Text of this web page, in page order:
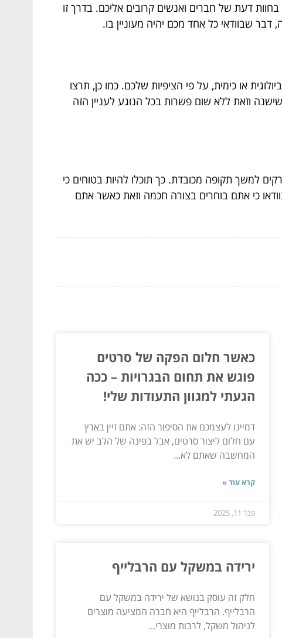
דעת של חברים ואנשים קרובים אליכם. בדרך זו
שבוודאי כל אחד מכם יהיה מעוניין בו.
או כימית, על פי הציפיות שלכם. כמו כן, תרצו
וזאת ללא שום פשרות בכל הנוגע לעניין הזה
למשך תקופה מכובדת. כך תוכלו להיות בטוחים כי
כי אתם בוחרים בצורה חכמה וזאת כאשר אתם
כאשר חלום הפקה של סרטים
פוגש את תחום הבגרויות – ככה
הגעתי למגוון התעודות שלי!
דמיינו לעצמכם את הסיפור הזה: אתם זיין בארץ
עם חלום ליצור סרטים, אבל בפינה של הלב יש את
המחשבה שאתם לא...
קרא עוד »
פבר 11, 2025
ירידה במשקל עם הרבלייף
חלק זה עוסק בנושא של ירידה במשקל עם
הרבלייף. הרבלייף היא חברה המציעה מוצרים
לניהול משקל, לרבות מוצרי...